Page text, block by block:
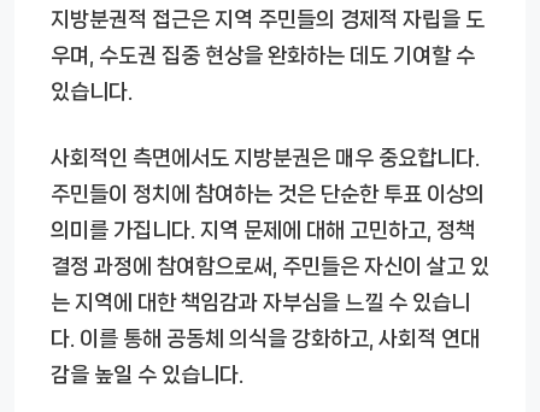
지방분권적 접근은 지역 주민들의 경제적 자립을 도
우며, 수도권 집중 현상을 완화하는 데도 기여할 수
있습니다.
사회적인 측면에서도 지방분권은 매우 중요합니다.
주민들이 정치에 참여하는 것은 단순한 투표 이상의
의미를 가집니다. 지역 문제에 대해 고민하고, 정책
결정 과정에 참여함으로써, 주민들은 자신이 살고 있
는 지역에 대한 책임감과 자부심을 느낄 수 있습니
다. 이를 통해 공동체 의식을 강화하고, 사회적 연대
감을 높일 수 있습니다.